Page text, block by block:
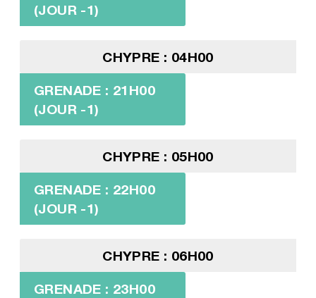
(JOUR -1)
CHYPRE : 04H00
GRENADE : 21H00
(JOUR -1)
CHYPRE : 05H00
GRENADE : 22H00
(JOUR -1)
CHYPRE : 06H00
GRENADE : 23H00